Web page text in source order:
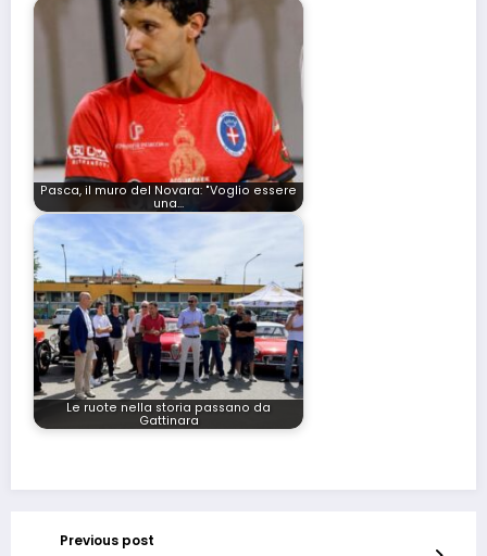
Pasca, il muro del Novara: "Voglio essere
una…
Le ruote nella storia passano da
Gattinara
Previous post